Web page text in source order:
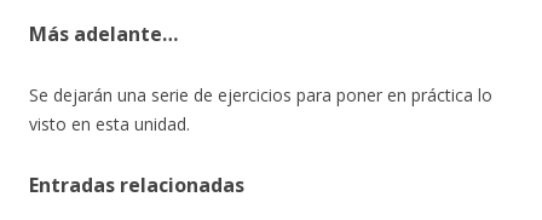
Más adelante…
Se dejarán una serie de ejercicios para poner en práctica lo
visto en esta unidad.
Entradas relacionadas